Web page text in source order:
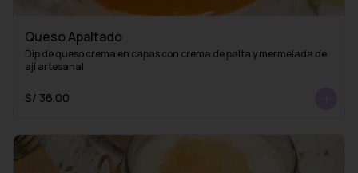
Queso Apaltado
Dip de queso crema en capas con crema de palta y mermelada de
ají artesanal
S/ 36.00